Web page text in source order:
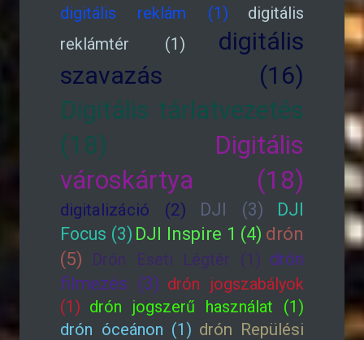
digitális reklám (1)
digitális
reklámtér (1)
digitális
szavazás (16)
Digitális tárlatvezetés
(18)
Digitális
városkártya (18)
digitalizáció (2) DJI (3)
DJI
Focus (3) DJI Inspire 1 (4) drón
(5)
Drón Eseti Légtér (1) drón
filmezés (3) drón jogszabályok
(1) drón jogszerű használat (1)
drón óceánon (1) drón Repülési